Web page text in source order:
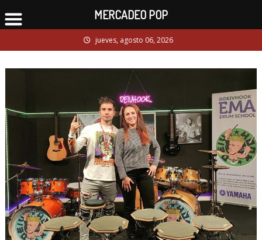
to
jueves, agosto 06, 2026
MERCADEO POP